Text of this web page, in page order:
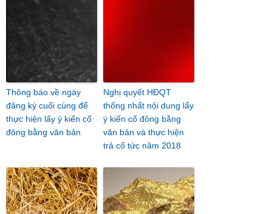
Thông báo về ngày
đăng ký cuối cùng để
thực hiện lấy ý kiến cổ
đông bằng văn bản
Nghị quyết HĐQT
thống nhất nội dung lấy
ý kiến cổ đông bằng
văn bản và thực hiện
trả cổ tức năm 2018